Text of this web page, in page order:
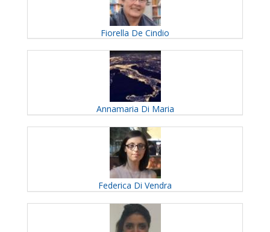
Fiorella De Cindio
Annamaria Di Maria
Federica Di Vendra